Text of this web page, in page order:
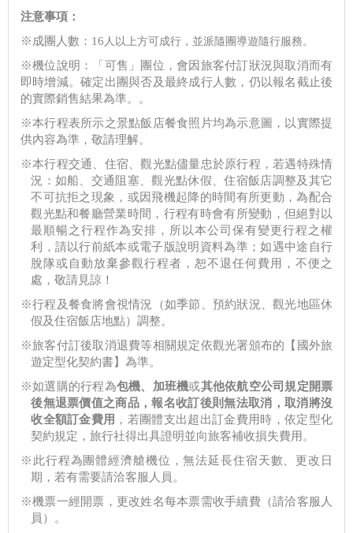
注意事項：
※成團人數：16 人以上方可成行，並派隨團導遊隨行服務。
※機位說明：「可售」團位，會因旅客付訂狀況與取消而有
即時增減。確定出團與否及最終成行人數，仍以報名截止後
的實際銷售結果為準。。
※本行程表所示之景點飯店餐食照片均為示意圖，以實際提
供內容為準，敬請理解。
※本行程交通、住宿、觀光點儘量忠於原行程，若遇特殊情
況：如船、交通阻塞、觀光點休假、住宿飯店調整及其它
不可抗拒之現象，或因飛機起降的時間有所更動，為配合
觀光點和餐廳營業時間，行程有時會有所變動，但絕對以
最順暢之行程作為安排，所以本公司保有變更行程之權
利，請以行前紙本或電子版說明資料為準；如遇中途自行
脫隊或自動放棄參觀行程者，恕不退任何費用，不便之
處，敬請見諒！
※行程及餐食將會視情況（如季節、預約狀況、觀光地區休
假及住宿飯店地點）調整。
※旅客付訂後取消退費等相關規定依觀光署頒布的【國外旅
遊定型化契約書】為準。
※如選購的行程為包機、加班機或其他依航空公司規定開票
後無退票價值之商品，報名收訂後則無法取消，取消將沒
收全額訂金費用 ，若團體支出超出訂金費用時，依定型化
契約規定，旅行社得出具證明並向旅客補收損失費用。
※此行程為團體經濟艙機位，無法延長住宿天數、更改日
期，若有需要請洽客服人員。
※機票一經開票，更改姓名每本票需收手續費（請洽客服人
員）。